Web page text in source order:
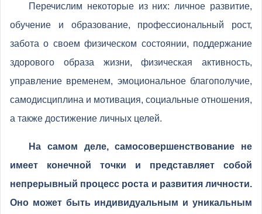
Перечислим некоторые из них: личное развитие,
обучение и образование, профессиональный рост,
забота о своем физическом состоянии, поддержание
здорового образа жизни, физическая активность,
управление временем, эмоциональное благополучие,
самодисциплина и мотивация, социальные отношения,
а также достижение личных целей.
На самом деле, самосовершенствование не
имеет конечной точки и представляет собой
непрерывный процесс роста и развития личности.
Оно может быть индивидуальным и уникальным